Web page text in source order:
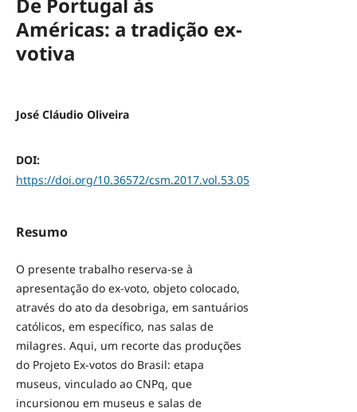
Américas: a tradição ex-
votiva
José Cláudio Oliveira
DOI:
https://doi.org/10.36572/csm.2017.vol.53.05
Resumo
O presente trabalho reserva-se à
apresentação do ex-voto, objeto colocado,
através do ato da desobriga, em santuários
católicos, em específico, nas salas de
milagres. Aqui, um recorte das produções
do Projeto Ex-votos do Brasil: etapa
museus, vinculado ao CNPq, que
incursionou em museus e salas de